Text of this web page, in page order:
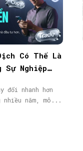
Có Thể Là
Sự Nghiệp
đổi nhanh hơn
nghĩ Trong nhiều năm, mô...